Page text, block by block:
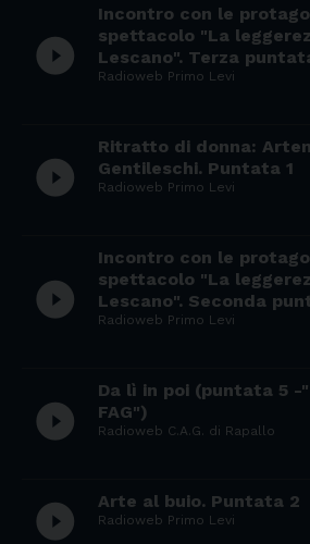
play_circle_filled
Incontro con le
spettacolo "La
Lescano". Terza
Radioweb Primo Levi
play_circle_filled
Ritratto di donna:
Gentileschi. Puntata 1
Radioweb Primo Levi
play_circle_filled
Incontro con le
spettacolo "La
Lescano". Seconda
Radioweb Primo Levi
play_circle_filled
Da lì in poi (puntata 5 -
FAG")
Radioweb C.A.G. di Rapallo
play_circle_filled Arte al buio. Puntata 2
Radioweb Primo Levi